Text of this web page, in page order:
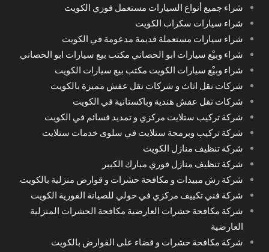
شراء جميع أنواع السيارات مستعمل فوري الكويت
شراء سيارات سكراب الكويت
شراء سيارات مستعملة قديمة مدعومة في الكويت
شراء وبيْع سيارات ابو الحصاني مكتب بيع سيارات ابو الحصاني
شراء وبيْع سيارات الكويت مكتب بيع سيارات الكويت
شركات نقل اثاث و شركات نقل عفش مميزة بالكويت
شركات نقل عفش هندية وباكستانية في الكويت
شركة تركيب ستلايت مركزي و تمديد قسائم في الكويت
شركة تركيب وبرمجة ستلايت في سلوى خدمات ستلايت
شركة تنظيف منازل الكويت
شركة تنظيف منازل فوري مبارك الكبير
شركة رش مبيدات و مكافحة حشرات و قوارض منزلية بالكويت
شركة فني تكييف مركزي في حولي للصيانة الفورية الكويت
شركة مكافحة حشرات العارضية مكافحة الحشرات المنزلية
العارضية
شركة مكافحة حشرات و قضاء على القوارض بالكويت